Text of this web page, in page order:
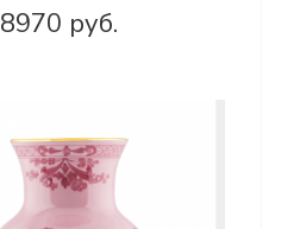
8970 руб.